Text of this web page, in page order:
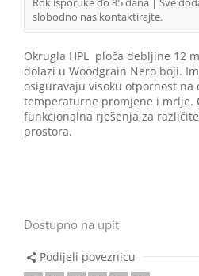
slobodno nas kontaktirajte.
Okrugla HPL ploča debljine 12
dolazi u Woodgrain Nero boji.
osiguravaju visoku otpornost na
temperaturne promjene i mrlje.
funkcionalna rješenja za
prostora.
Dostupno na upit
Podijeli poveznicu